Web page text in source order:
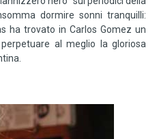
dormire sonni tranquilli:
ha trovato in Carlos Gomez un
al meglio la gloriosa